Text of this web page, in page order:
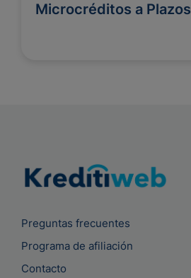
Microcréditos a Plazos
Preguntas frecuentes
Programa de afiliación
Contacto